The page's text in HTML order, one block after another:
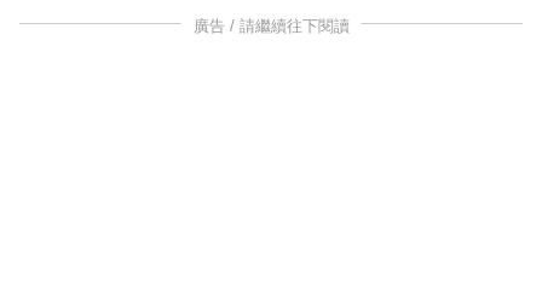
廣告 / 請繼續往下閱讀